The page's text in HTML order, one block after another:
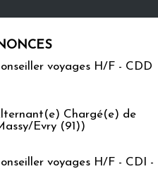
voyages H/F - CDD
Chargé(e) de
Evry (91))
voyages H/F - CDI -